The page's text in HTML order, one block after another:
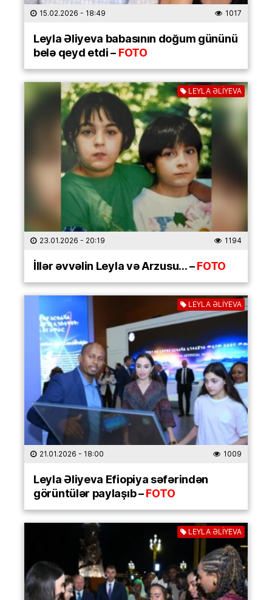
15.02.2026 - 18:49 1017
Leyla Əliyeva babasının doğum gününü
belə qeyd etdi –FOTO
LEYLA ƏLİYEVA
23.01.2026 - 20:19 1194
İllər əvvəlin Leyla və Arzusu… –FOTO
LEYLA ƏLİYEVA
21.01.2026 - 18:00 1009
Leyla Əliyeva Efiopiya səfərindən
görüntülər paylaşıb –FOTO
LEYLA ƏLİYEVA